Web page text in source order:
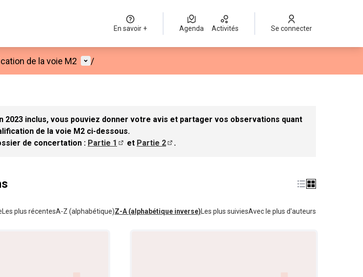
En savoir + Agenda Activités Se connecter
de la voie M2 Menu utilisateur
/
2023 inclus, vous pouviez donner votre avis et partager vos observations quant
de la voie M2 ci-dessous.
de concertation : Partie 1
et Partie 2
.
Les plus récentesA-Z (alphabétique)Z-A (alphabétique inverse) Les plus suiviesAvec le plus d'auteurs